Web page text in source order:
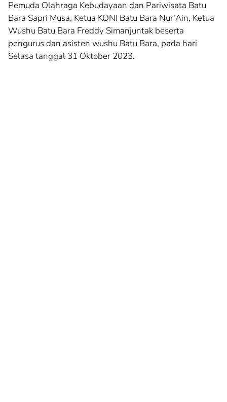
Pemuda Olahraga Kebudayaan dan Pariwisata Batu
Bara Sapri Musa, Ketua KONI Batu Bara Nur’Ain, Ketua
Wushu Batu Bara Freddy Simanjuntak beserta
pengurus dan asisten wushu Batu Bara, pada hari
Selasa tanggal 31 Oktober 2023.